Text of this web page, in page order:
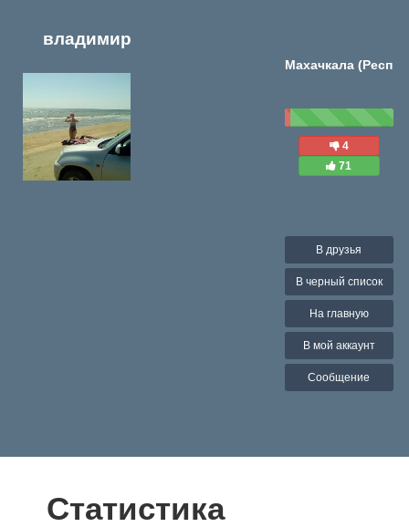
владимир
Махачкала (Респ
4
71
В друзья
В черный список
На главную
В мой аккаунт
Сообщение
Статистика